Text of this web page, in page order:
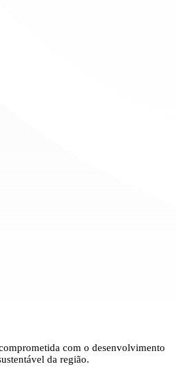
com o desenvolvimento
da região.